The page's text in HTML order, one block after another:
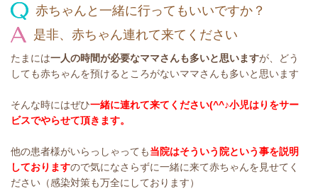
赤ちゃんと一緒に行ってもいいですか？
是非、赤ちゃん連れて来てください
たまには一人の時間が必要なママさんも多いと思いますが、どう
しても赤ちゃんを預けるところがないママさんも多いと思います
そんな時にはぜひ一緒に連れて来てください(^^♪小児はりをサー
ビスでやらせて頂きます。
他の患者様がいらっしゃっても当院はそういう院という事を説明
しておりますので気になさらずに一緒に来て赤ちゃんを見せてく
ださい（感染対策も万全にしております）